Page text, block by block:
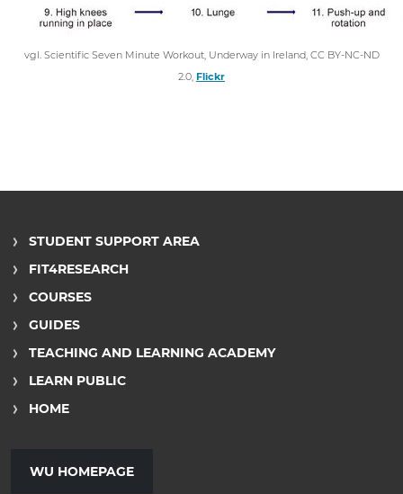
vgl. Scientific Seven Minute Workout, Underway in Ireland, CC BY-NC-ND
2.0, Flickr
STUDENT SUPPORT AREA
FIT4RESEARCH
COURSES
GUIDES
TEACHING AND LEARNING ACADEMY
LEARN PUBLIC
HOME
WU HOMEPAGE